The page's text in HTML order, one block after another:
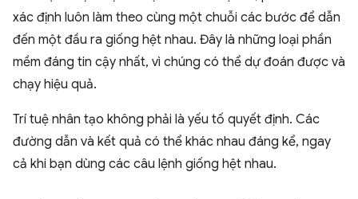
xác định luôn làm theo cùng một chuỗi các bước để dẫn
đến một đầu ra giống hệt nhau. Đây là những loại phần
mềm đáng tin cậy nhất, vì chúng có thể dự đoán được và
chạy hiệu quả.
Trí tuệ nhân tạo không phải là yếu tố quyết định. Các
đường dẫn và kết quả có thể khác nhau đáng kể, ngay
cả khi bạn dùng các câu lệnh giống hệt nhau.